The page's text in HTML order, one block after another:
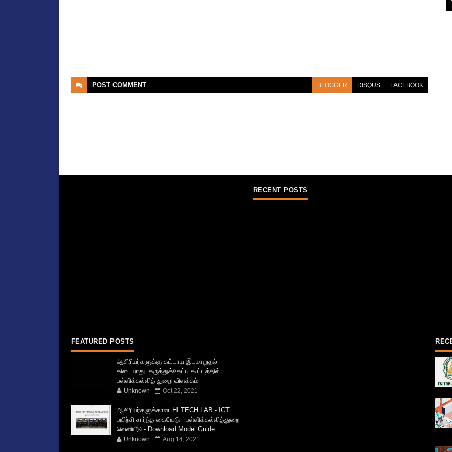
POST COMMENT BLOGGER DISQUS FACEBOOK
FEATURED POSTS
ஆசிரியர்களுக்கு கட்டாய இடமாறுதல்
கிடையாது: கருத்துக்கேட்பு கூட்டத்தில்
பள்ளிக்கல்வித் துறை விளக்கம்
Unknown Oct 22, 2021
ஆசிரியர்களுக்கான HI TECH LAB - ICT
பயிற்சி சார்ந்த கையேடு - பள்ளிக்கல்வித்துறை
வெளியீடு - Download Model Guide
Unknown Aug 14, 2021
RECENT POSTS